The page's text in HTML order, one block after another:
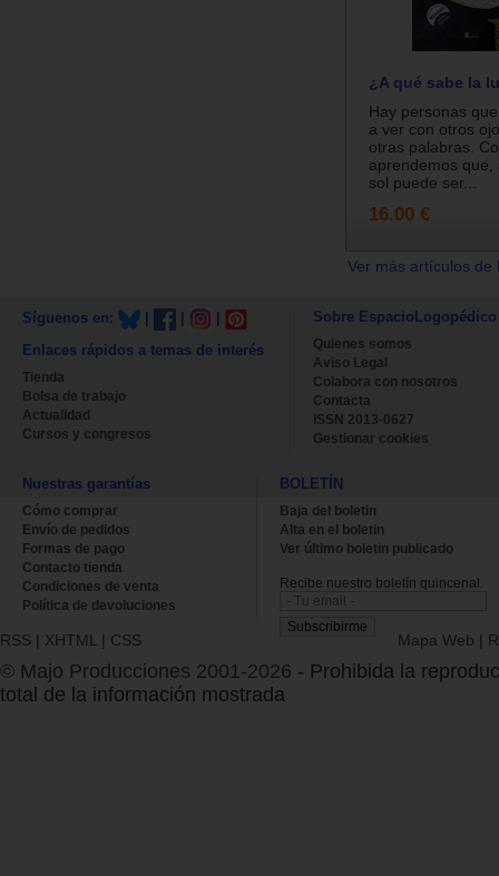
¿A qué sabe la
Hay personas
a ver con otros
otras palabras.
aprendemos que,
sol puede ser...
16.00 €
Ver más artículos
Síguenos en:
Enlaces rápidos a temas de interés
Tienda
Bolsa de trabajo
Actualidad
Cursos y congresos
Sobre EspacioLogopédico
Quienes somos
Aviso Legal
Colabora con nosotros
Contacta
ISSN 2013-0627
Gestionar cookies
Nuestras garantías
Cómo comprar
Envío de pedidos
Formas de pago
Contacto tienda
Condiciones de venta
Política de devoluciones
BOLETÍN
Baja del boletin
Alta en el boletin
Ver último boletin publicado
Recibe nuestro boletín quincenal.
RSS | XHTML | CSS Mapa Web |
© Majo Producciones 2001-2026 - Prohibida la
total de la información mostrada